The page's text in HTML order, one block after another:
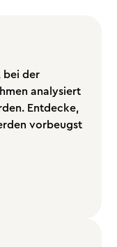
bei der
analysiert
Entdecke,
vorbeugst